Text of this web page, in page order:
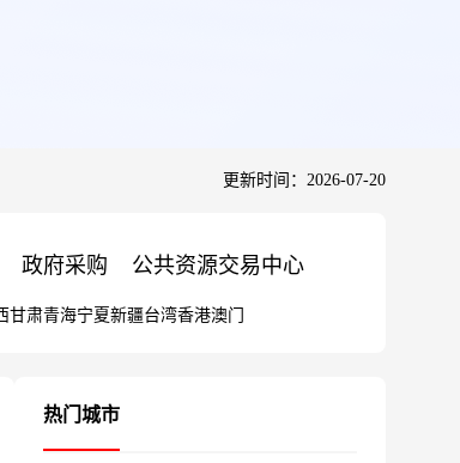
更新时间：2026-07-20
政府采购 公共资源交易中心
甘肃青海宁夏新疆台湾香港澳门
热门城市